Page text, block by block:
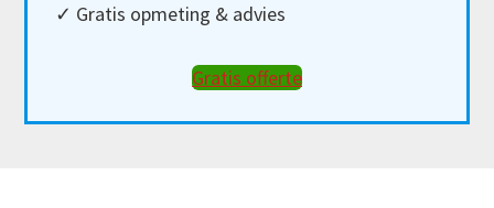
✓ Gratis opmeting & advies
Gratis offerte